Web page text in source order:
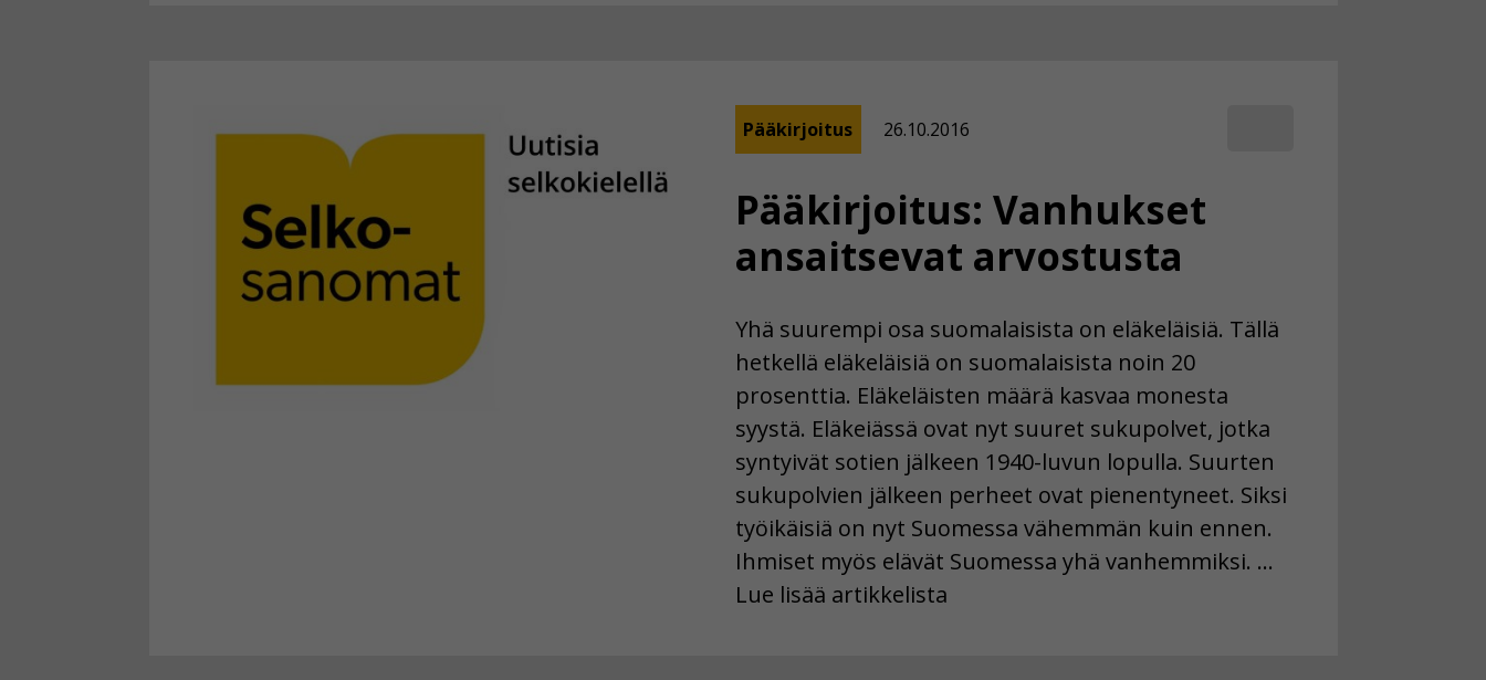
Pääkirjoitus: Vanhukset
ansaitsevat arvostusta
Pääkirjoitus 26.10.2016
Yhä suurempi osa suomalaisista on eläkeläisiä. Tällä
hetkellä eläkeläisiä on suomalaisista noin 20
prosenttia. Eläkeläisten määrä kasvaa monesta
syystä. Eläkeiässä ovat nyt suuret sukupolvet, jotka
syntyivät sotien jälkeen 1940-luvun lopulla. Suurten
sukupolvien jälkeen perheet ovat pienentyneet. Siksi
työikäisiä on nyt Suomessa vähemmän kuin ennen.
Ihmiset myös elävät Suomessa yhä vanhemmiksi. …
Lue lisää artikkelista